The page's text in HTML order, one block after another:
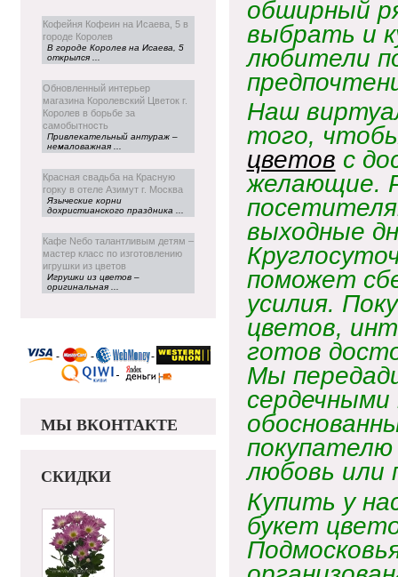
Кофейня Кофеин на Исаева, 5 в
городе Королев
В городе Королев на Исаева, 5
открылся ...
Обновленный интерьер
магазина Королевский Цветок г.
Королев в борьбе за
самобытность
Привлекательный антураж –
немаловажная ...
Красная свадьба на Красную
горку в отеле Азимут г. Москва
Языческие корни
дохристианского праздника ...
Кафе Neбо талантливым детям –
мастер класс по изготовлению
игрушки из цветов
Игрушки из цветов –
оригинальная ...
МЫ ВКОНТАКТЕ
СКИДКИ
обширный
выбрать и
любители
Наш
того,
цветов с
желающие.
выходные
поможет
усилия.
цветов,
готов
Мы
сердечными
любовь или
Купить у
букет